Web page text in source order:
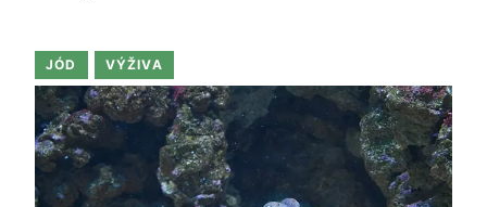
JÓD VÝŽIVA